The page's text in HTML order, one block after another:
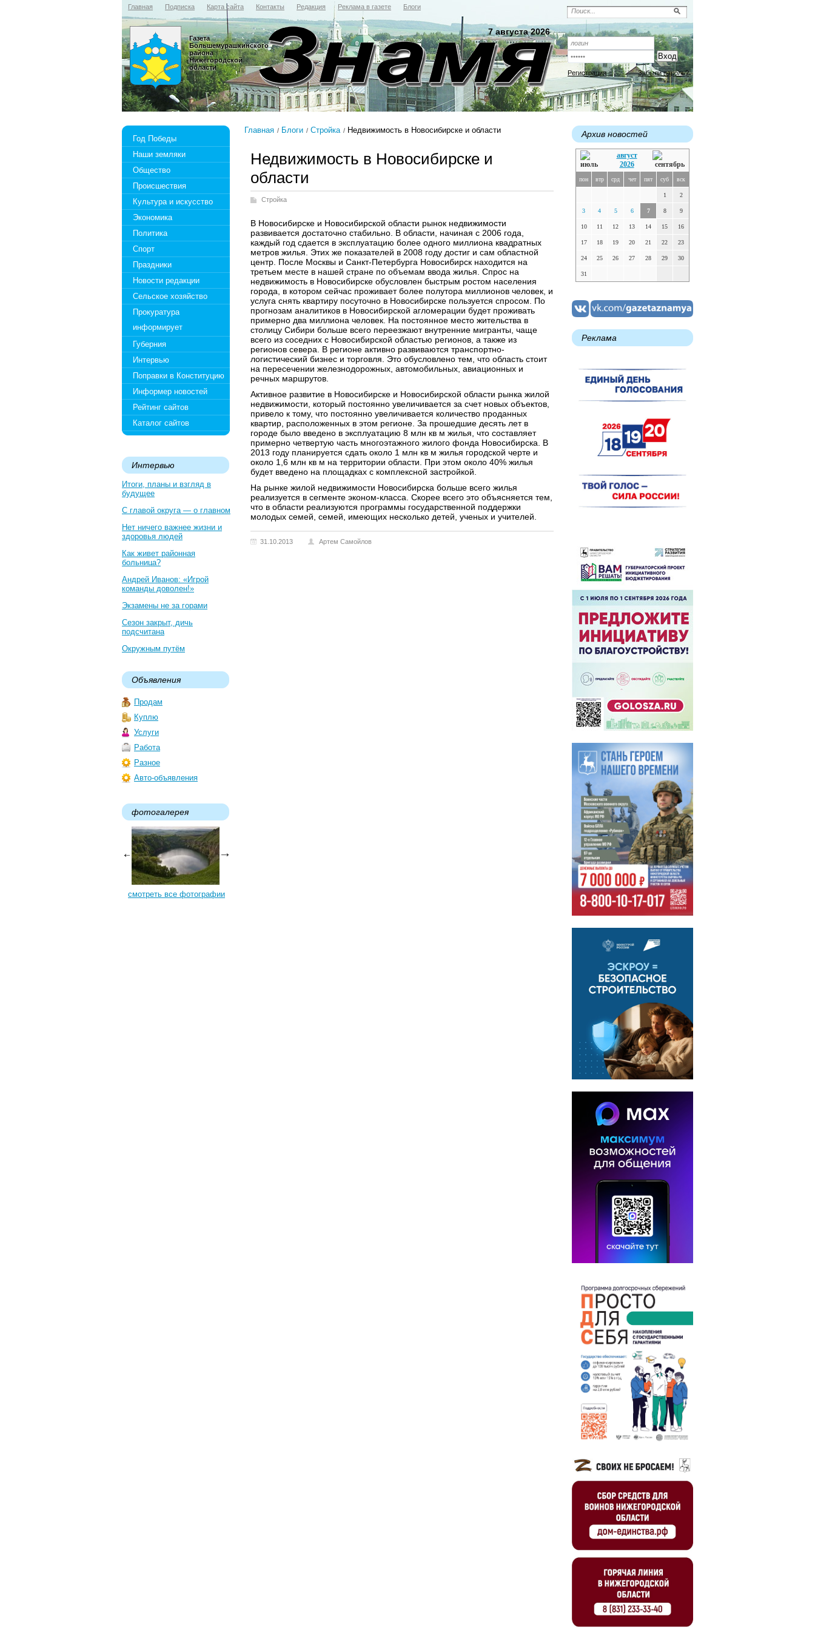
Главная Подписка Карта сайта Контакты Редакция Реклама в газете Блоги
Регистрация Забыли пароль?
7 августа 2026
Газета
Большемурашкинского
района
Нижегородской
области
Год Победы
Наши земляки
Общество
Происшествия
Культура и искусство
Экономика
Политика
Спорт
Праздники
Новости редакции
Сельское хозяйство
Прокуратура
информирует
Губерния
Интервью
Поправки в Конституцию
Информер новостей
Рейтинг сайтов
Каталог сайтов
Интервью
Итоги, планы и взгляд в
будущее
С главой округа — о главном
Нет ничего важнее жизни и
здоровья людей
Как живет районная
больница?
Андрей Иванов: «Игрой
команды доволен!»
Экзамены не за горами
Сезон закрыт, дичь
подсчитана
Окружным путём
Объявления
Продам
Куплю
Услуги
Работа
Разное
Авто-объявления
фотогалерея
смотреть все фотографии
Главная Блоги Стройка Недвижимость в Новосибирске и области
Недвижимость в Новосибирске и
области
Стройка
В Новосибирске и Новосибирской области рынок недвижимости
развивается достаточно стабильно. В области, начиная с 2006 года,
каждый год сдается в эксплуатацию более одного миллиона квадратных
метров жилья. Этих же показателей в 2008 году достиг и сам областной
центр. После Москвы и Санкт-Петербурга Новосибирск находится на
третьем месте в нашей стране по объемам ввода жилья. Спрос на
недвижимость в Новосибирске обусловлен быстрым ростом населения
города, в котором сейчас проживает более полутора миллионов человек, и
услуга снять квартиру посуточно в Новосибирске пользуется спросом. По
прогнозам аналитиков в Новосибирской агломерации будет проживать
примерно два миллиона человек. На постоянное место жительства в
столицу Сибири больше всего переезжают внутренние мигранты, чаще
всего из соседних с Новосибирской областью регионов, а также из
регионов севера. В регионе активно развиваются транспортно-
логистический бизнес и торговля. Это обусловлено тем, что область стоит
на пересечении железнодорожных, автомобильных, авиационных и
речных маршрутов.
Активное развитие в Новосибирске и Новосибирской области рынка жилой
недвижимости, который постоянно увеличивается за счет новых объектов,
привело к тому, что постоянно увеличивается количество проданных
квартир, расположенных в этом регионе. За прошедшие десять лет в
городе было введено в эксплуатацию 8 млн кв м жилья, что составляет
примерно четвертую часть многоэтажного жилого фонда Новосибирска. В
2013 году планируется сдать около 1 млн кв м жилья городской черте и
около 1,6 млн кв м на территории области. При этом около 40% жилья
будет введено на площадках с комплексной застройкой.
На рынке жилой недвижимости Новосибирска больше всего жилья
реализуется в сегменте эконом-класса. Скорее всего это объясняется тем,
что в области реализуются программы государственной поддержки
молодых семей, семей, имеющих несколько детей, ученых и учителей.
31.10.2013 Артем Самойлов
Архив новостей
август
2026
пон втр срд чет пят суб вск
1 2
3 4 5 6 7 8 9
10 11 12 13 14 15 16
17 18 19 20 21 22 23
24 25 26 27 28 29 30
31
Реклама